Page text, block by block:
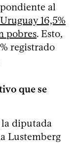
al
16,5%
pobres. Esto,
registrado
que se
la diputada
Lustemberg